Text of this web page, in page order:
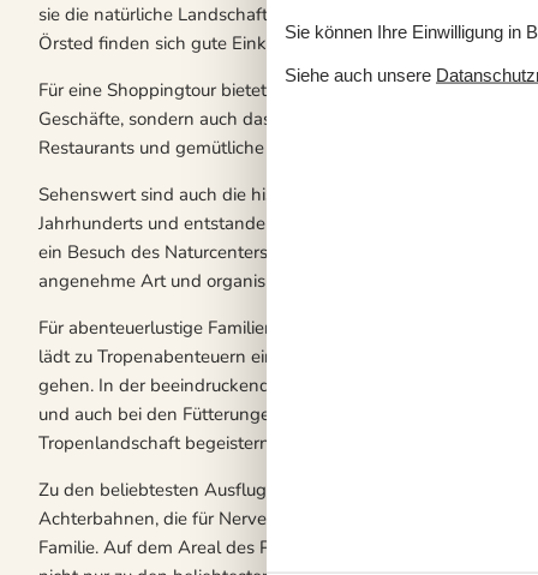
sie die natürliche Landschaft zum Austoben, Spielen und für
Örsted finden sich gute Einkaufsmöglichkeiten, sodass sich
Für eine Shoppingtour bietet sich unter anderem die
Geschäfte, sondern auch das Ambiente der Hafenstadt ist
Restaurants und gemütliche Cafés. Zudem lockt die Stadt mit
Sehenswert sind auch die historischen Schanzenanlagen bei
Jahrhunderts und entstanden während des Kriegs zwischen
ein Besuch des Naturcenters Randers Fjord. Das
angenehme Art und organisiert auch unterschiedlichste
Für abenteuerlustige Familien empfiehlt sich ein Besuch im
lädt zu Tropenabenteuern ein und verzückt zugleich mit
gehen. In der beeindruckenden Tropenlandschaft werden
und auch bei den Fütterungen dürfen Besucher zusehen.
Tropenlandschaft begeistern.
Zu den beliebtesten Ausflugszielen zählt jedoch das Djurs
Achterbahnen, die für Nervenkitzel sorgen, sondern auch
Familie. Auf dem Areal des Parks finden sich über 60
Sie können Ihre Einwilligung in
Siehe auch unsere